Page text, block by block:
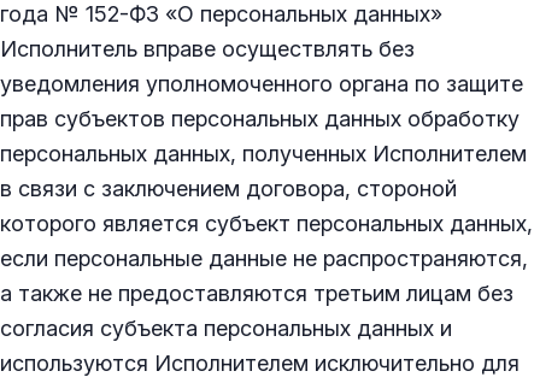
года № 152-ФЗ «О персональных данных»
Исполнитель вправе осуществлять без
уведомления уполномоченного органа по защите
прав субъектов персональных данных обработку
персональных данных, полученных Исполнителем
в связи с заключением договора, стороной
которого является субъект персональных данных,
если персональные данные не распространяются,
а также не предоставляются третьим лицам без
согласия субъекта персональных данных и
используются Исполнителем исключительно для